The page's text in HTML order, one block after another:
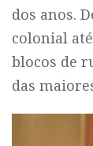
dos anos.
colonial
blocos de
das